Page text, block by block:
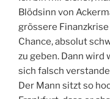
Blödsinn von
grössere
Chance, absolut
zu geben. Dann
sich falsch
Der Mann sitzt so